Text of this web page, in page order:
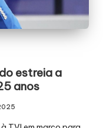
estreia a
anos